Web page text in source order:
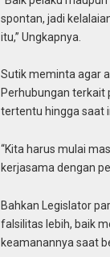
spontan, jadi
itu,” Ungkapnya.
Sutik meminta agar
Perhubungan terkait
tertentu hingga saat
“Kita harus mulai
kerjasama dengan
Bahkan Legislator
falsilitas lebih, baik
keamanannya saat